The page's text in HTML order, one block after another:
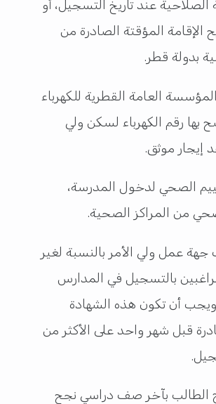
الصلاحية عند تاريخ التسجيل، أو
الإقامة المؤقتة الصادرة من
بدولة قطر.
العامة القطرية للكهرباء
بها رقم الكهرباء لسكن ولي
إيجار موثق.
الصحي لدخول المدرسة،
من المراكز الصحية.
جهة عمل ولي الأمر بالنسبة لغير
بالتسجيل في المدارس
ويجب أن تكون هذه الشهادة
قبل شهر واحد على الأكثر من
الطالب بآخر صف دراسي نجح